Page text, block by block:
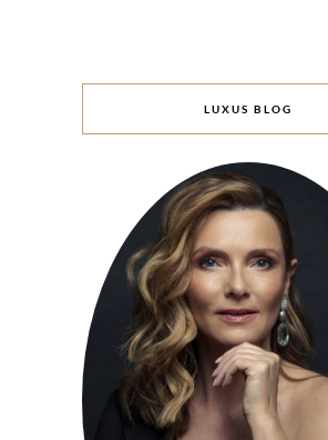
LUXUS BLOG